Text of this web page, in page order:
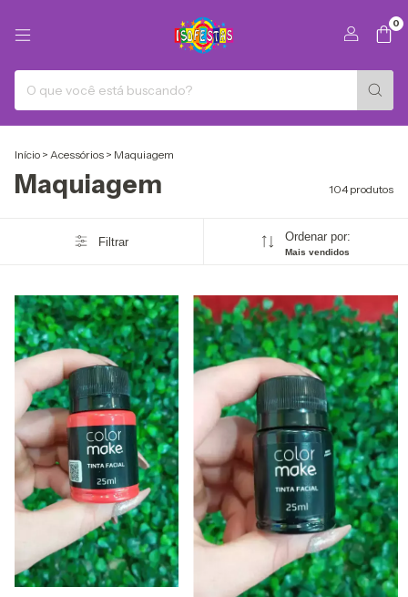
0
Início > Acessórios > Maquiagem
Maquiagem 104 produtos
Filtrar Ordenar por:
Mais vendidos